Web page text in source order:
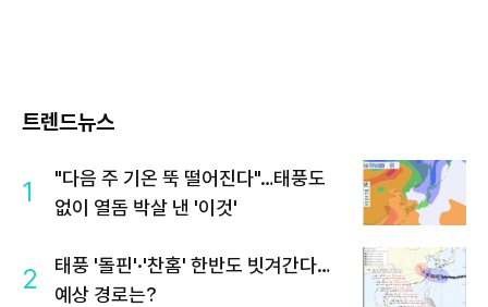
트렌드뉴스
1
"다음 주 기온 뚝 떨어진다"…태풍도
없이 열돔 박살 낸 '이것'
2
태풍 '돌핀'·'찬홈' 한반도 빗겨간다…
예상 경로는?